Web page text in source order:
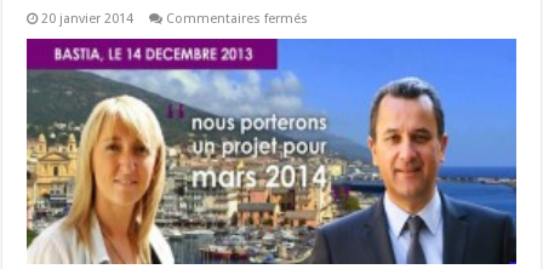
20 janvier 2014 Commentaires fermés
permanence
de
François
Tatti
et
Emmanuelle
de
Gentili
ouverte